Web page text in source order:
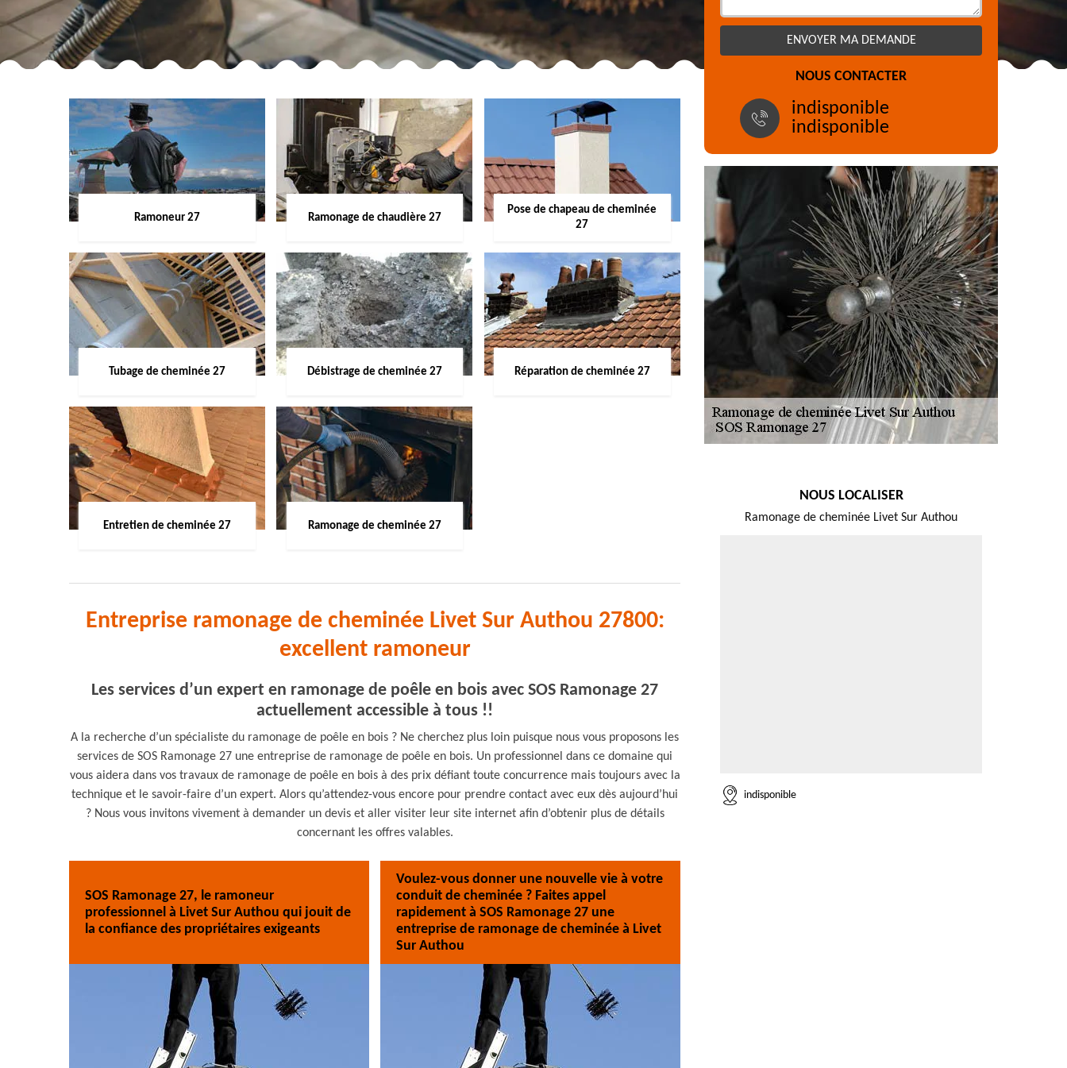
Ramoneur 27 Ramonage de chaudière 27
Pose de chapeau de cheminée
27
Tubage de cheminée 27 Débistrage de cheminée 27 Réparation de cheminée 27
Entretien de cheminée 27 Ramonage de cheminée 27
Entreprise ramonage de cheminée Livet Sur Authou 27800:
excellent ramoneur
Les services d’un expert en ramonage de poêle en bois avec SOS Ramonage 27
actuellement accessible à tous !!
A la recherche d’un spécialiste du ramonage de poêle en bois ? Ne cherchez plus loin puisque nous vous proposons les
services de SOS Ramonage 27 une entreprise de ramonage de poêle en bois. Un professionnel dans ce domaine qui
vous aidera dans vos travaux de ramonage de poêle en bois à des prix défiant toute concurrence mais toujours avec la
technique et le savoir-faire d’un expert. Alors qu’attendez-vous encore pour prendre contact avec eux dès aujourd’hui
? Nous vous invitons vivement à demander un devis et aller visiter leur site internet afin d’obtenir plus de détails
concernant les offres valables.
SOS Ramonage 27, le ramoneur
professionnel à Livet Sur Authou qui jouit de
la confiance des propriétaires exigeants
Voulez-vous donner une nouvelle vie à votre
conduit de cheminée ? Faites appel
rapidement à SOS Ramonage 27 une
entreprise de ramonage de cheminée à Livet
Sur Authou
NOUS CONTACTER
indisponible
indisponible
NOUS LOCALISER
Ramonage de cheminée Livet Sur Authou
indisponible